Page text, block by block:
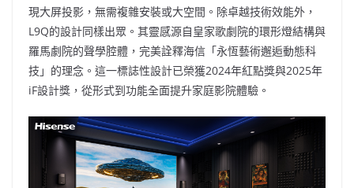
現大屏投影，無需複雜安裝或大空間。除卓越技術效能外，
L9Q的設計同樣出眾。其靈感源自皇家歌劇院的環形燈結構與
羅馬劇院的聲學腔體，完美詮釋海信「永恆藝術邂逅動態科
技」的理念。這一標誌性設計已榮獲2024年紅點獎與2025年
iF設計獎，從形式到功能全面提升家庭影院體驗。